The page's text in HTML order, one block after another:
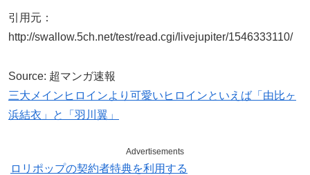
引用元：
http://swallow.5ch.net/test/read.cgi/livejupiter/1546333110/
Source: 超マンガ速報
三大メインヒロインより可愛いヒロインといえば「由比ヶ
浜結衣」と「羽川翼」
Advertisements
ロリポップの契約者特典を利用する